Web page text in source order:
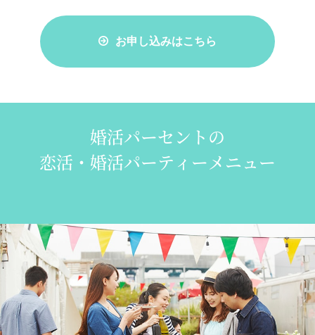
お申し込みはこちら
婚活パーセントの
恋活・婚活パーティーメニュー